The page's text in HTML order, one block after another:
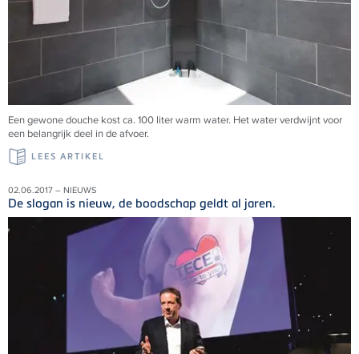
Een gewone douche kost ca. 100 liter warm water. Het water verdwijnt voor
een belangrijk deel in de afvoer.
LEES ARTIKEL
02.06.2017 – NIEUWS
De slogan is nieuw, de boodschap geldt al jaren.